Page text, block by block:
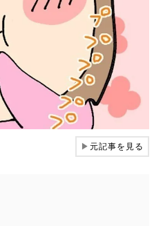
▶元記事を見る